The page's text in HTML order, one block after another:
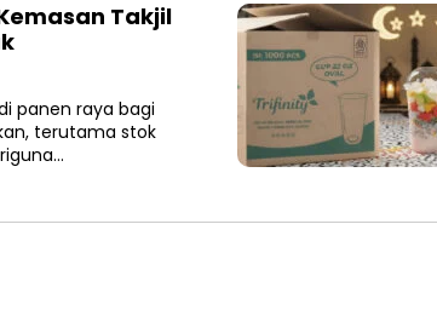
Takjil
panen raya bagi
terutama stok